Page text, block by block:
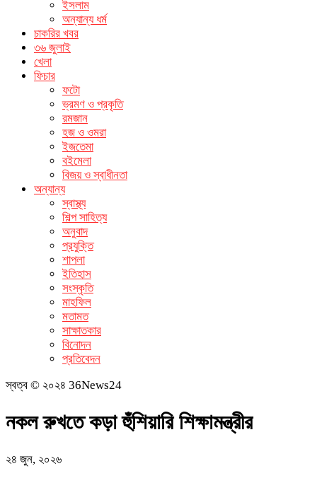
ইসলাম
অন্যান্য ধর্ম
চাকরির খবর
৩৬ জুলাই
খেলা
ফিচার
ফটো
ভ্রমণ ও প্রকৃতি
রমজান
হজ ও ওমরা
ইজতেমা
বইমেলা
বিজয় ও স্বাধীনতা
অন্যান্য
স্বাস্থ্য
শিল্প সাহিত্য
অনুবাদ
প্রযুক্তি
শাপলা
ইতিহাস
সংস্কৃতি
মাহফিল
মতামত
সাক্ষাতকার
বিনোদন
প্রতিবেদন
স্বত্ব © ২০২৪ 36News24
নকল রুখতে কড়া হুঁশিয়ারি শিক্ষামন্ত্রীর
২৪ জুন, ২০২৬